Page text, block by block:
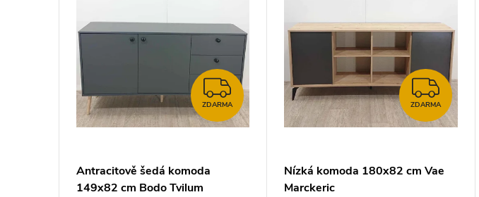
ZDARMA
ZDARMA
Antracitově šedá komoda
149x82 cm Bodo Tvilum
ZDARMA
Nízká komoda 180x82 cm Vae
Marckeric